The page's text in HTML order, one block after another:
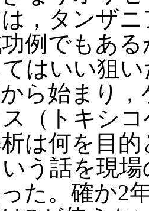
，タンザ
例でもあ
はいい狙
ら始まり
（トキシ
は何を目
う話を現
た。確か2